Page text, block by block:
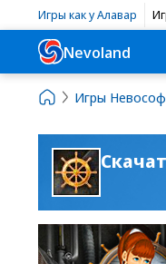
Игры как у Алавар
Nevoland
Игры